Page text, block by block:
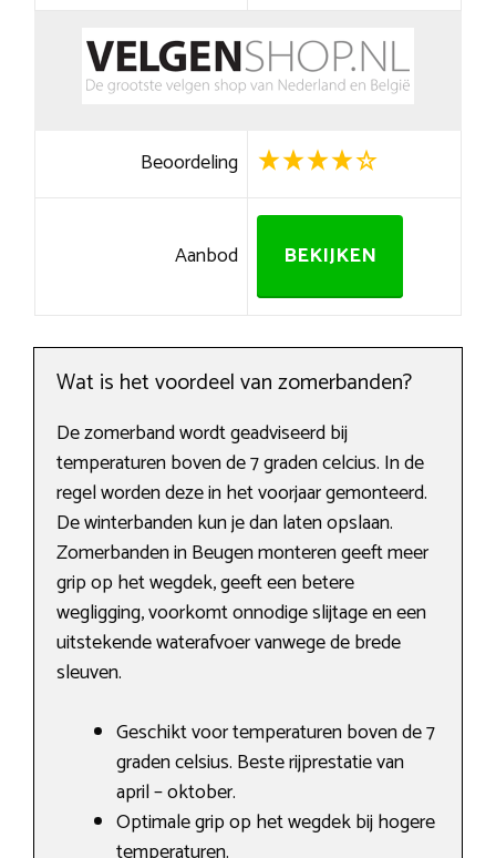
Beoordeling
Aanbod BEKIJKEN
Wat is het voordeel van zomerbanden?
De zomerband wordt geadviseerd bij
temperaturen boven de 7 graden celcius. In de
regel worden deze in het voorjaar gemonteerd.
De winterbanden kun je dan laten opslaan.
Zomerbanden in Beugen monteren geeft meer
grip op het wegdek, geeft een betere
wegligging, voorkomt onnodige slijtage en een
uitstekende waterafvoer vanwege de brede
sleuven.
Geschikt voor temperaturen boven de 7
graden celsius. Beste rijprestatie van
april – oktober.
Optimale grip op het wegdek bij hogere